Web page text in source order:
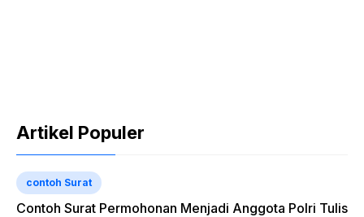
Artikel Populer
contoh Surat
Contoh Surat Permohonan Menjadi Anggota Polri Tulis